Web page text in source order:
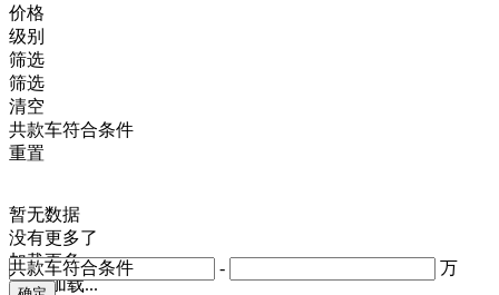
价格
- 万
级别
共款车符合条件
筛选
筛选
清空
共款车符合条件
重置
暂无数据
没有更多了
加载更多
正在加载...